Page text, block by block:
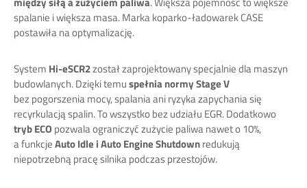
spalanie i większa masa. Marka koparko-ładowarek CASE
postawiła na optymalizację.
System Hi-eSCR2został zaprojektowany specjalnie dla maszyn
budowlanych. Dzięki temuspełnia normy Stage V
bez pogorszenia mocy, spalania ani ryzyka zapychania się
recyrkulacją spalin. To wszystko bez udziału EGR. Dodatkowo
tryb ECO pozwala ograniczyć zużycie paliwa nawet o 10%,
a funkcjeAuto Idle i Auto Engine Shutdownredukują
niepotrzebną pracę silnika podczas przestojów.